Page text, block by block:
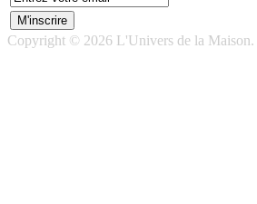
Copyright © 2026 L'Univers de la Maison.